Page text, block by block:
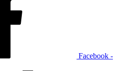
Facebook -